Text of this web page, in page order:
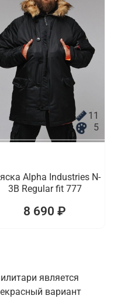
11
5
Alpha Industries N-
3B Regular fit 777
8 690 ₽
является
вариант